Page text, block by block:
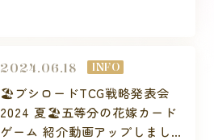
2024.06.18 INFO
🏖️ブシロードTCG戦略発表会
2024 夏🏖️五等分の花嫁カード
ゲーム 紹介動画アップしました